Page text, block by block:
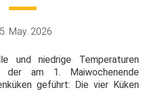
May. 2026
und niedrige Temperaturen
der am 1. Maiwochenende
geführt: Die vier Küken